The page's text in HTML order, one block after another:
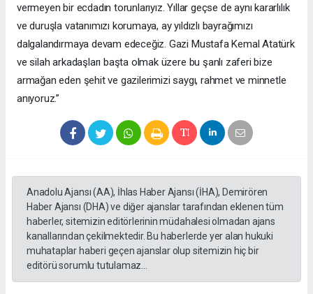
vermeyen bir ecdadın torunlarıyız. Yıllar geçse de aynı kararlılık
ve duruşla vatanımızı korumaya, ay yıldızlı bayrağımızı
dalgalandırmaya devam edeceğiz. Gazi Mustafa Kemal Atatürk
ve silah arkadaşları başta olmak üzere bu şanlı zaferi bize
armağan eden şehit ve gazilerimizi saygı, rahmet ve minnetle
anıyoruz.”
Anadolu Ajansı (AA), İhlas Haber Ajansı (İHA), Demirören
Haber Ajansı (DHA) ve diğer ajanslar tarafından eklenen tüm
haberler, sitemizin editörlerinin müdahalesi olmadan ajans
kanallarından çekilmektedir. Bu haberlerde yer alan hukuki
muhataplar haberi geçen ajanslar olup sitemizin hiç bir
editörü sorumlu tutulamaz...